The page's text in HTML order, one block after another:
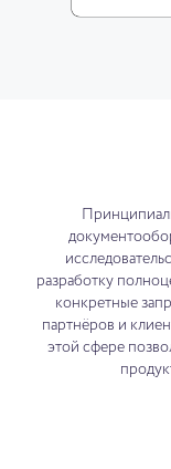
разработку
конкретные
партнёров и
этой сфере